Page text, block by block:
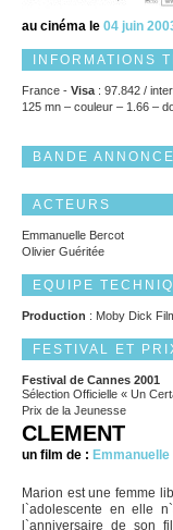
au cinéma le 04 juin
INFORMATIONS
France - Visa : 97.842 /
125 mn – couleur – 1.66 –
BANDE ANNONCE
ACTEURS
Emmanuelle Bercot
Olivier Guéritée
EQUIPE
Production : Moby Dick
FESTIVAL ET
Festival de Cannes 2001
Sélection Officielle « Un
Prix de la Jeunesse
CLEMENT
un film de :
Marion est une femme
l`adolescente en elle
l`anniversaire de son